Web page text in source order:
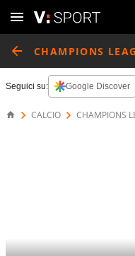
CHAMPIONS
Seguici su: Google Discover
CALCIO CHAMPIONS